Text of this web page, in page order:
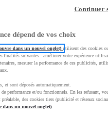
Dans quelle
dépend de vos choix
dans un nouvel onglet) utilisent des cookies
suivantes : améliorer votre expérience
mesurer la performance de ces publicités,
et sont déposés automatiquement.
performance et/ou fonctionnels. En les refusant,
des cookies tiers (publicité et réseaux
dans un nouvel onglet)
Continuer